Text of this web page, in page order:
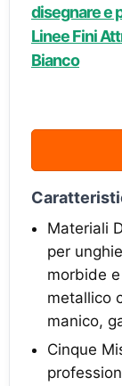
disegnare e
Linee Fini
Bianco
Materiali
per
morbide
metallico
manico,
Cinque